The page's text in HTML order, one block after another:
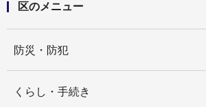
区のメニュー
防災・防犯
くらし・手続き